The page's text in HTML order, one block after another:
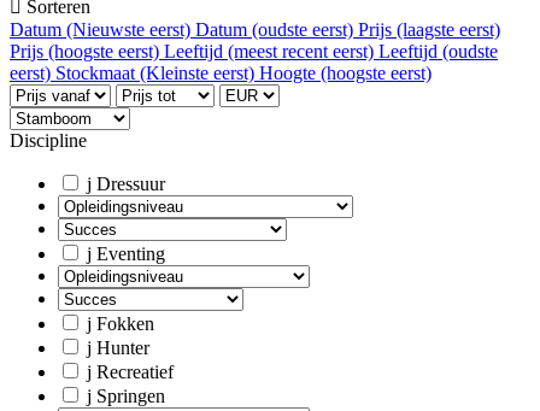
 Sorteren
Datum (Nieuwste eerst) Datum (oudste eerst) Prijs (laagste eerst)
Prijs (hoogste eerst) Leeftijd (meest recent eerst) Leeftijd (oudste
eerst) Stockmaat (Kleinste eerst) Hoogte (hoogste eerst)
Discipline
j Dressuur
j Eventing
j Fokken
j Hunter
j Recreatief
j Springen